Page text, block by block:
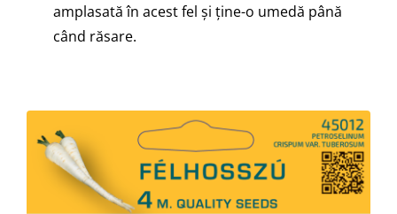
amplasată în acest fel și ține-o umedă până
când răsare.